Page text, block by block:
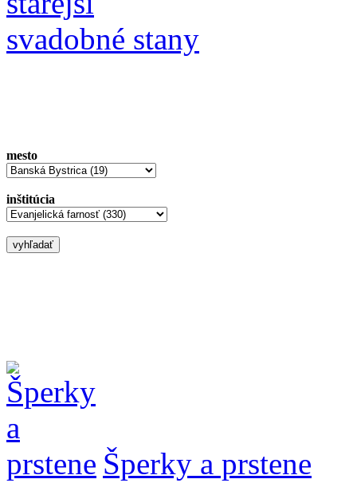
svadobné stany
mesto
inštitúcia
Šperky a prstene